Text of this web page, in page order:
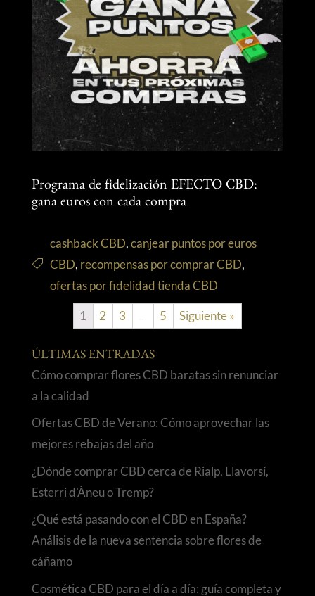
Programa de fidelización EFECTO CBD:
gana euros con cada compra
cashback CBD,canjear puntos por euros
CBD, recompensas por comprar CBD,
ofertas por fidelidad tienda CBD
1 2 3 5 Siguiente »
ÚLTIMAS ENTRADAS
Cómo comprar flores CBD baratas sin renunciar
a la calidad
Ofertas CBD de Verano: Cómo aprovechar las
mejores rebajas del año
¿Dónde comprar CBD cerca de Rialp, Llavorsí,
Esterri d’Àneu o Tremp?
¿Qué está pasando con el CBD en España?
Análisis de la nueva sentencia sobre flores de
cáñamo
Cosmética CBD para el día a día: guía completa y